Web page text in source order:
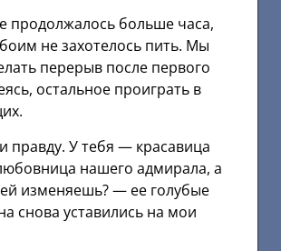
продолжалось больше часа,
не захотелось пить. Мы
перерыв после первого
остальное проиграть в
правду. У тебя — красавица
нашего адмирала, а
изменяешь? — ее голубые
снова уставились на мои